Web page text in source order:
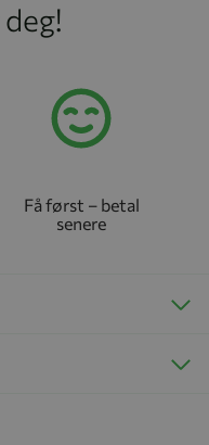
Få først – betal
senere